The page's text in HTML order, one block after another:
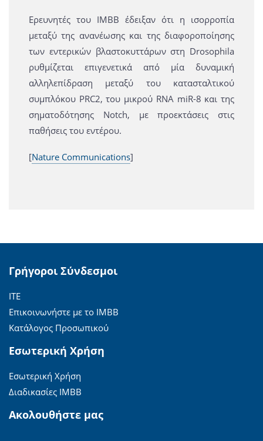
Ερευνητές του IMBB έδειξαν ότι η ισορροπία
μεταξύ της ανανέωσης και της διαφοροποίησης
των εντερικών βλαστοκυττάρων στη Drosophila
ρυθμίζεται επιγενετικά από μία δυναμική
αλληλεπίδραση μεταξύ του κατασταλτικού
συμπλόκου PRC2, του μικρού RNA miR-8 και της
σηματοδότησης Notch, με προεκτάσεις στις
παθήσεις του εντέρου.
[Nature Communications]
Γρήγοροι Σύνδεσμοι
ΙΤΕ
Επικοινωνήστε με το ΙΜΒΒ
Κατάλογος Προσωπικού
Εσωτερική Χρήση
Εσωτερική Χρήση
Διαδικασίες ΙΜΒΒ
Ακολουθήστε μας